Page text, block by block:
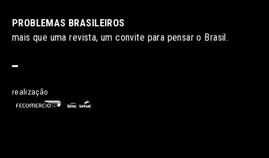
PROBLEMAS BRASILEIROS
mais que uma revista, um convite para pensar o Brasil.
realização